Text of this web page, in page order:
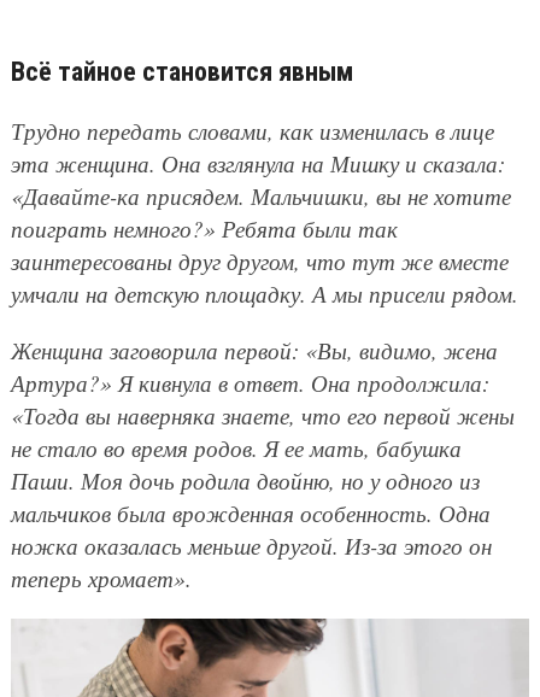
Всё тайное становится явным
Трудно передать словами, как изменилась в лице
эта женщина. Она взглянула на Мишку и сказала:
«Давайте-ка присядем. Мальчишки, вы не хотите
поиграть немного?» Ребята были так
заинтересованы друг другом, что тут же вместе
умчали на детскую площадку. А мы присели рядом.
Женщина заговорила первой: «Вы, видимо, жена
Артура?» Я кивнула в ответ. Она продолжила:
«Тогда вы наверняка знаете, что его первой жены
не стало во время родов. Я ее мать, бабушка
Паши. Моя дочь родила двойню, но у одного из
мальчиков была врожденная особенность. Одна
ножка оказалась меньше другой. Из-за этого он
теперь хромает».